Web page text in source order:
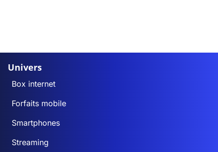
Univers
Box internet
Forfaits mobile
Smartphones
Streaming